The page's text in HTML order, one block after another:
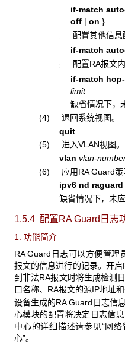
if-match
off | on }
¡
配置其他信息
if-match
¡
配置RA报文内
if-match
limit
缺省情况下，
(4) 退回系统视图。
quit
(5) 进入VLAN视图。
vlan vlan-
(6) 应用RA Guard策
ipv6 nd
缺省情况下，未
1.5.4 配置RA Guard日志
1. 功能简介
RA Guard日志可以方便管理
报文的信息进行的记录。开
到非法RA报文时将生成检测
口名称、RA报文的源IP地址
设备生成的RA Guard日志信
心模块的配置将决定日志信
中心的详细描述请参见“网
心”。